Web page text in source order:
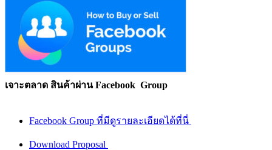
เจาะตลาด สินค้าผ่าน Facebook Group
Facebook Group ที่มีดูรายละเอียดได้ที่นี่
Download Proposal